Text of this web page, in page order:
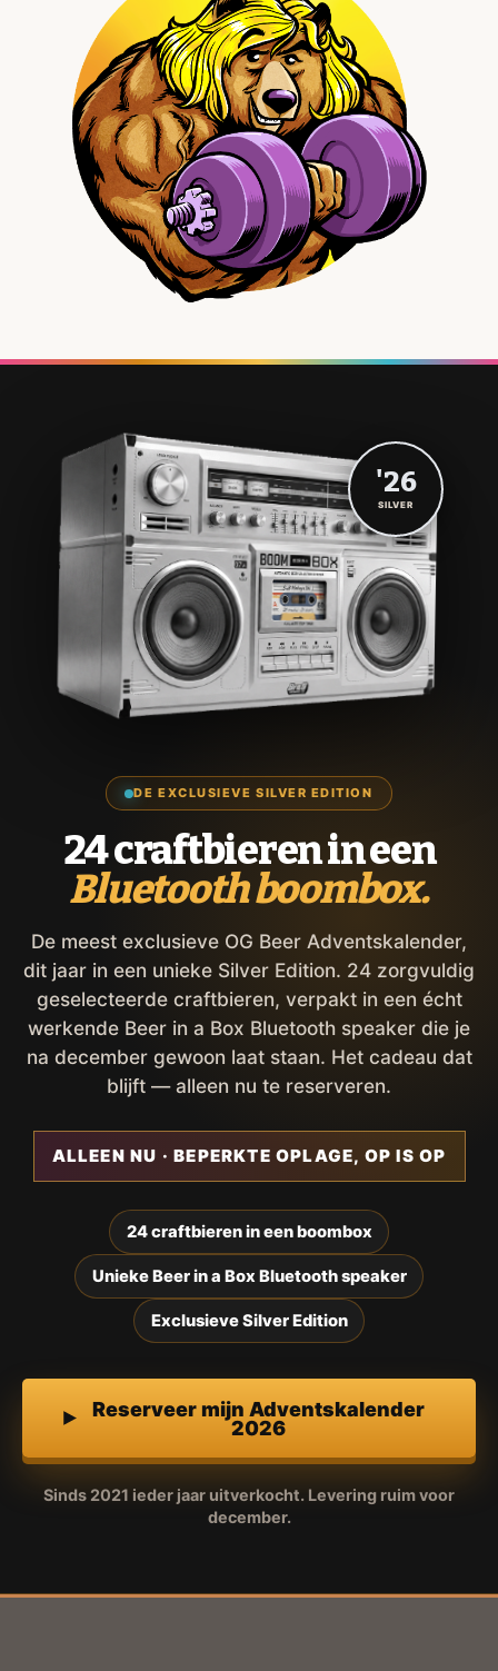
DE EXCLUSIEVE SILVER EDITION
24 craftbieren in een
Bluetooth boombox.
De meest exclusieve OG Beer Adventskalender,
dit jaar in een unieke Silver Edition. 24 zorgvuldig
geselecteerde craftbieren, verpakt in een écht
werkende Beer in a Box Bluetooth speaker die je
na december gewoon laat staan. Het cadeau dat
blijft — alleen nu te reserveren.
ALLEEN NU · BEPERKTE OPLAGE, OP IS OP
24 craftbieren in een boombox
Unieke Beer in a Box Bluetooth speaker
Exclusieve Silver Edition
Reserveer mijn Adventskalender
2026
Sinds 2021 ieder jaar uitverkocht. Levering ruim voor
december.
'26
SILVER